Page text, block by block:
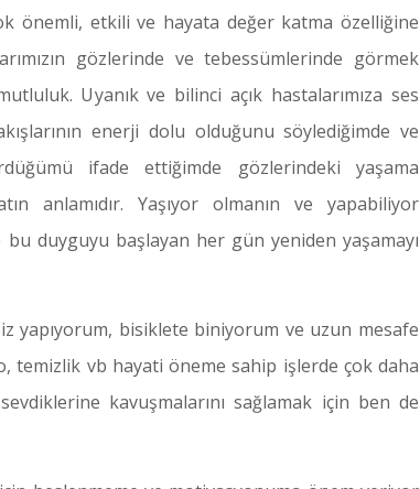
önemli, etkili ve hayata değer katma özelliğine
gözlerinde ve tebessümlerinde görmek
Uyanık ve bilinci açık hastalarımıza ses
enerji dolu olduğunu söylediğimde ve
ifade ettiğimde gözlerindeki yaşama
anlamıdır. Yaşıyor olmanın ve yapabiliyor
duyguyu başlayan her gün yeniden yaşamayı
yapıyorum, bisiklete biniyorum ve uzun mesafe
temizlik vb hayati öneme sahip işlerde çok daha
kavuşmalarını sağlamak için ben de